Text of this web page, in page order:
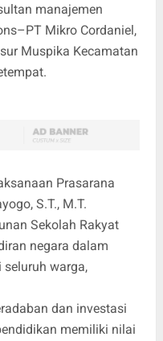
manajemen
Mikro Cordaniel,
Muspika Kecamatan
Prasarana
S.T., M.T.
Sekolah Rakyat
negara dalam
warga,
dan investasi
memiliki nilai